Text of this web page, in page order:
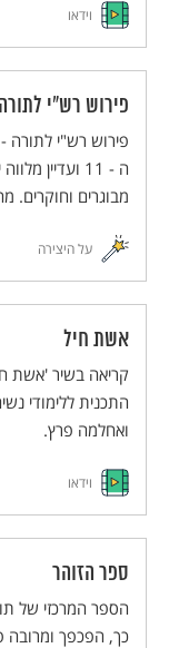
וידאו
פירוש רש"י לתורה
פירוש רש"י
ה - 11 ועדיין
מבוגרים וחוקרים.
על היצירה
אשת חיל
קריאה בשיר 'אשת
התכנית ללימודי
ואחלמה פרץ.
וידאו
ספר הזוהר
הספר המרכזי של
כך, הפכפך ומרובה